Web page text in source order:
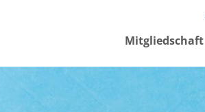
Mitgliedschaft